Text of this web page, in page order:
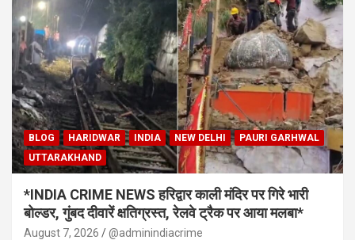
BLOG HARIDWAR INDIA NEW DELHI
PAURI GARHWAL
UTTARAKHAND
*INDIA CRIME NEWS हरिद्वार काली मंदिर पर गिरे भारी
बोल्डर, गुंबद दीवारें क्षतिग्रस्त, रेलवे ट्रैक पर आया मलबा*
August 7, 2026 @adminindiacrime